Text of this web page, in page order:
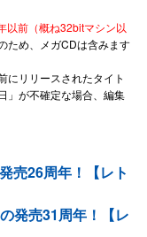
以前（概ね32bitマシン以
ため、メガCDは含みます
にリリースされたタイト
」が不確定な場合、編集
売26周年！【レト
発売31周年！【レ